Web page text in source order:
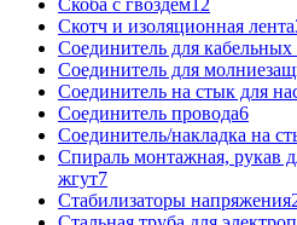
Скотч и изоляционная лента
Соединитель для кабельных
Соединитель для
Соединитель на стык для
Соединитель провода6
Соединитель/накладка на
Спираль монтажная, рукав
жгут7
Стабилизаторы напряжения